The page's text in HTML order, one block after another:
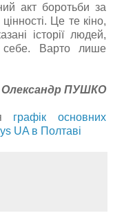
акт боротьби за
Це те кіно,
історії людей,
себе. Варто лише
Олександр ПУШКО
графік основних
UA в Полтаві